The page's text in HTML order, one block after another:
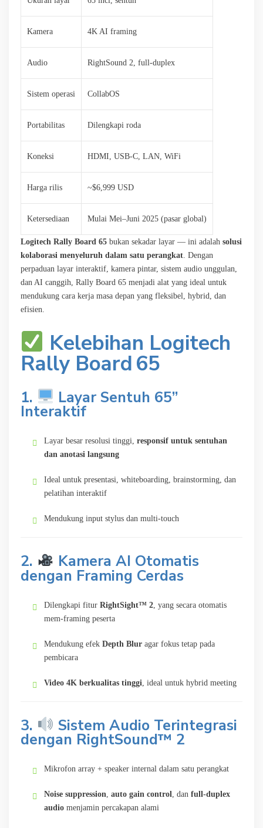
Kamera 4K AI framing
Audio RightSound 2, full-duplex
Sistem operasi CollabOS
Portabilitas Dilengkapi roda
Koneksi HDMI, USB-C, LAN, WiFi
Harga rilis ~$6,999 USD
Ketersediaan Mulai Mei–Juni 2025 (pasar global)
Logitech Rally Board 65 bukan sekadar layar — ini adalah solusi
kolaborasi menyeluruh dalam satu perangkat. Dengan
perpaduan layar interaktif, kamera pintar, sistem audio unggulan,
dan AI canggih, Rally Board 65 menjadi alat yang ideal untuk
mendukung cara kerja masa depan yang fleksibel, hybrid, dan
efisien.
Kelebihan Logitech
Rally Board 65
1. Layar Sentuh 65”
Interaktif
Layar besar resolusi tinggi, responsif untuk sentuhan
dan anotasi langsung
Ideal untuk presentasi, whiteboarding, brainstorming, dan
pelatihan interaktif
Mendukung input stylus dan multi-touch
2. Kamera AI Otomatis
dengan Framing Cerdas
Dilengkapi fitur RightSight™ 2 , yang secara otomatis
mem-framing peserta
Mendukung efek Depth Blur agar fokus tetap pada
pembicara
Video 4K berkualitas tinggi , ideal untuk hybrid meeting
3. Sistem Audio Terintegrasi
dengan RightSound™ 2
Mikrofon array + speaker internal dalam satu perangkat
Noise suppression, auto gain control, dan full-duplex
audio menjamin percakapan alami